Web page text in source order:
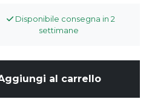
Disponibile consegna in 2
settimane
al carrello